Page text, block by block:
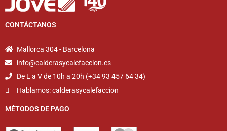
CONTÁCTANOS
Mallorca 304 - Barcelona
info@calderasycalefaccion.es
De L a V de 10h a 20h (+34 93 457 64 34)
Hablamos: calderasycalefaccion
MÉTODOS DE PAGO